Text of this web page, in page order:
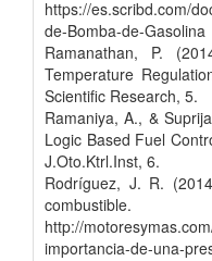
https://es.scribd.com/
de-Bomba-de-Gasolina
Ramanathan, P.
Temperature
Scientific Research, 5.
Ramaniya, A., &
Logic Based Fuel
J.Oto.Ktrl.Inst, 6.
Rodríguez, J. R.
http://
importancia-de-una-